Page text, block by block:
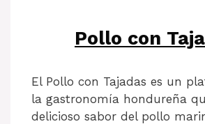
Pollo con
El Pollo con Tajadas es un
la gastronomía hondureña
delicioso sabor del pollo